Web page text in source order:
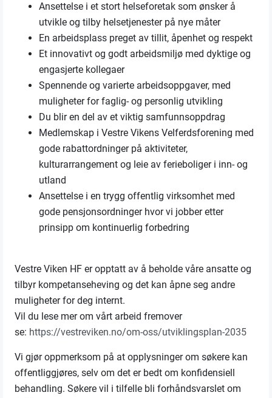
Ansettelse i et stort helseforetak som ønsker å
utvikle og tilby helsetjenester på nye måter
En arbeidsplass preget av tillit, åpenhet og respekt
Et innovativt og godt arbeidsmiljø med dyktige og
engasjerte kollegaer
Spennende og varierte arbeidsoppgaver, med
muligheter for faglig- og personlig utvikling
Du blir en del av et viktig samfunnsoppdrag
Medlemskap i Vestre Vikens Velferdsforening med
gode rabattordninger på aktiviteter,
kulturarrangement og leie av ferieboliger i inn- og
utland
Ansettelse i en trygg offentlig virksomhet med
gode pensjonsordninger hvor vi jobber etter
prinsipp om kontinuerlig forbedring
Vestre Viken HF er opptatt av å beholde våre ansatte og
tilbyr kompetanseheving og det kan åpne seg andre
muligheter for deg internt.
Vil du lese mer om vårt arbeid fremover
se: https://vestreviken.no/om-oss/utviklingsplan-2035
Vi gjør oppmerksom på at opplysninger om søkere kan
offentliggjøres, selv om det er bedt om konfidensiell
behandling. Søkere vil i tilfelle bli forhåndsvarslet om